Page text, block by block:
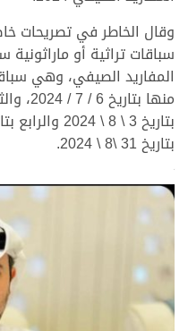
وقال الخاطر في تصريحات
سباقات تراثية أو
المفاريد الصيفي، وهي
بتاريخ 31 \8 \ 2024.
>